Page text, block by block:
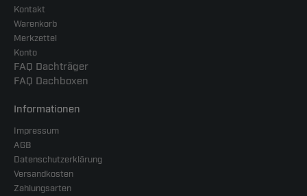
Kontakt
Warenkorb
Merkzettel
Konto
FAQ Dachträger
FAQ Dachboxen
Informationen
Impressum
AGB
Datenschutzerklärung
Versandkosten
Zahlungsarten